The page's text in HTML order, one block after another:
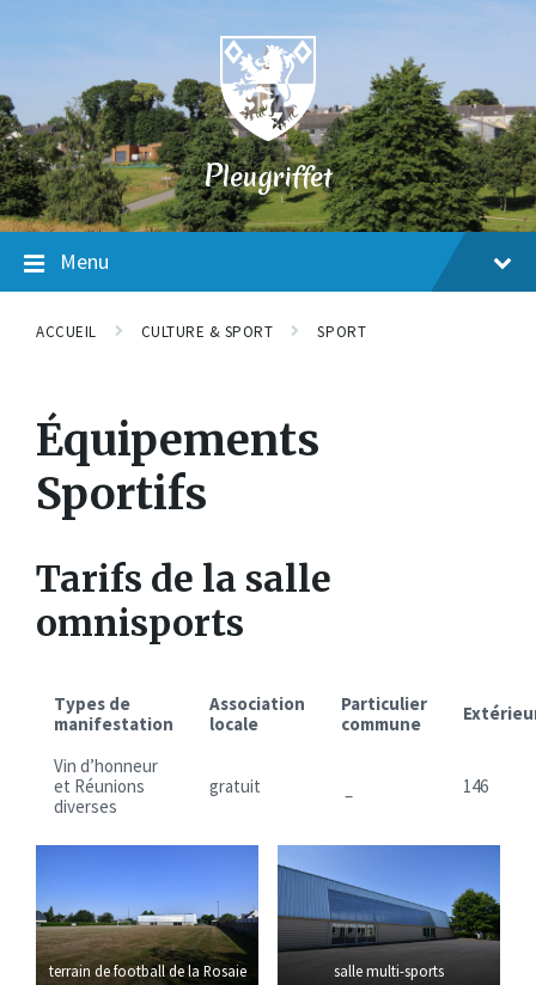
Pleugriffet
Menu
ACCUEIL CULTURE & SPORT SPORT
Équipements
Sportifs
Tarifs de la salle
omnisports
Types de
manifestation
Association
locale
Particulier
commune
Vin d’honneur
et Réunions
diverses
gratuit – 146
terrain de football de la Rosaie salle multi-sports